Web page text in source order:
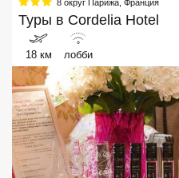
8 округ Парижа, Франция
Туры в Cordelia Hotel
18 км лобби
Вьетнам
Северный Гоа
Южный Гоа
Занзибар